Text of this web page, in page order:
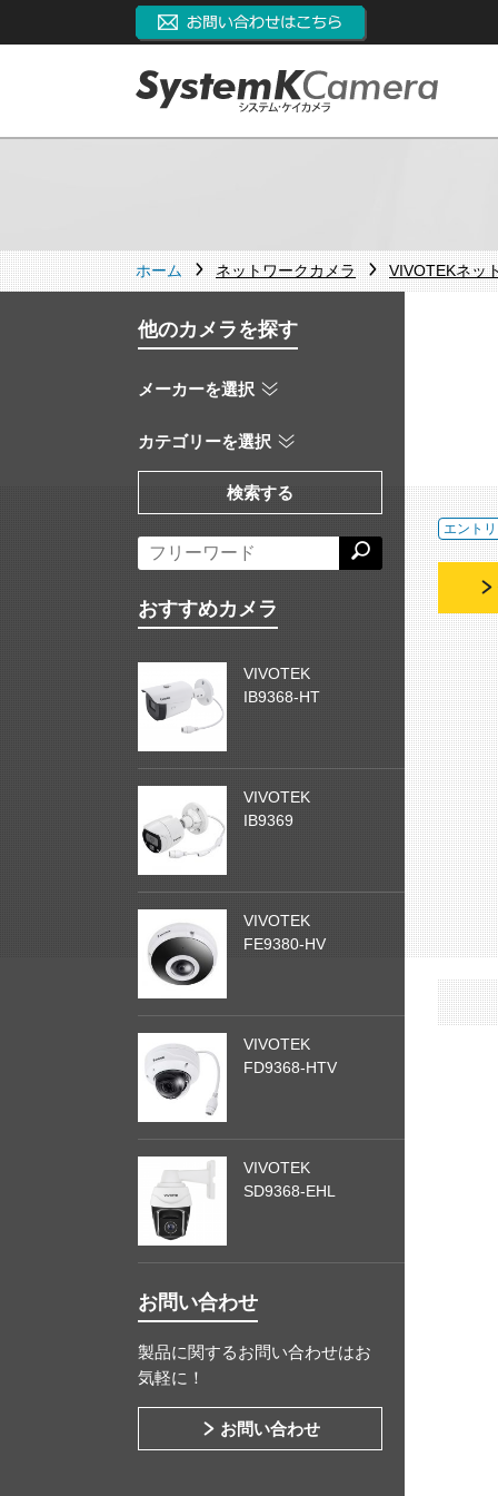
ホーム ネットワークカメラ VIVOTEKネッ
エント
他のカメラを探す
メーカーを選択
カテゴリーを選択
検索する
おすすめカメラ
VIVOTEK
IB9368-HT
VIVOTEK
IB9369
VIVOTEK
FE9380-HV
VIVOTEK
FD9368-HTV
VIVOTEK
SD9368-EHL
お問い合わせ
製品に関するお問い合わせはお
気軽に！
お問い合わせ